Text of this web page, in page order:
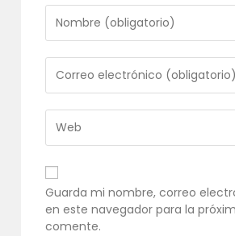
tu
nombre
o
nombre
de
usuario
para
comentar
tu
dirección
de
correo
electrónico
para
comentar
URL
de
tu
web
(opcional)
Guarda mi nombre, correo
en este navegador para la
comente.